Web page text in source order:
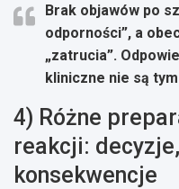
Brak objawów po
odporności”, a
„zatrucia”.
kliniczne nie są
4) Różne
reakcji:
konsekwencje